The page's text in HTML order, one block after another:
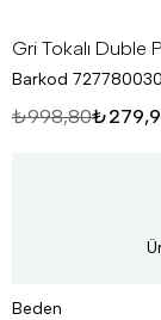
Gri Tokalı Duble
Barkod
₺998,80
Beden